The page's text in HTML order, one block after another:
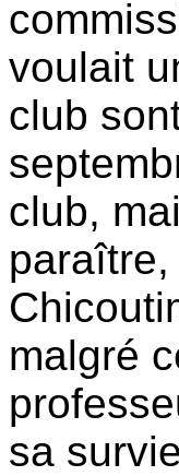
voulait
club
club,
malgré
sa